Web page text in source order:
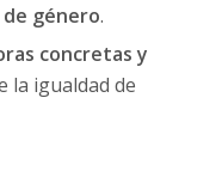
género.
concretas y
la igualdad de